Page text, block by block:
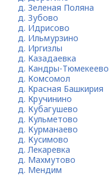
д. Зеленая Поляна
д. Зубово
д. Идрисово
д. Ильмурзино
д. Иргизлы
д. Казадаевка
д. Кандры-Тюмекеево
д. Комсомол
д. Красная Башкирия
д. Кручинино
д. Кубагушево
д. Кульметово
д. Курманаево
д. Кусимово
д. Лекаревка
д. Махмутово
д. Мендим